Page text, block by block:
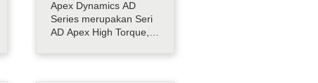
Apex Dynamics AD
Series merupakan Seri
AD Apex High Torque,
COMPACT Helical, One